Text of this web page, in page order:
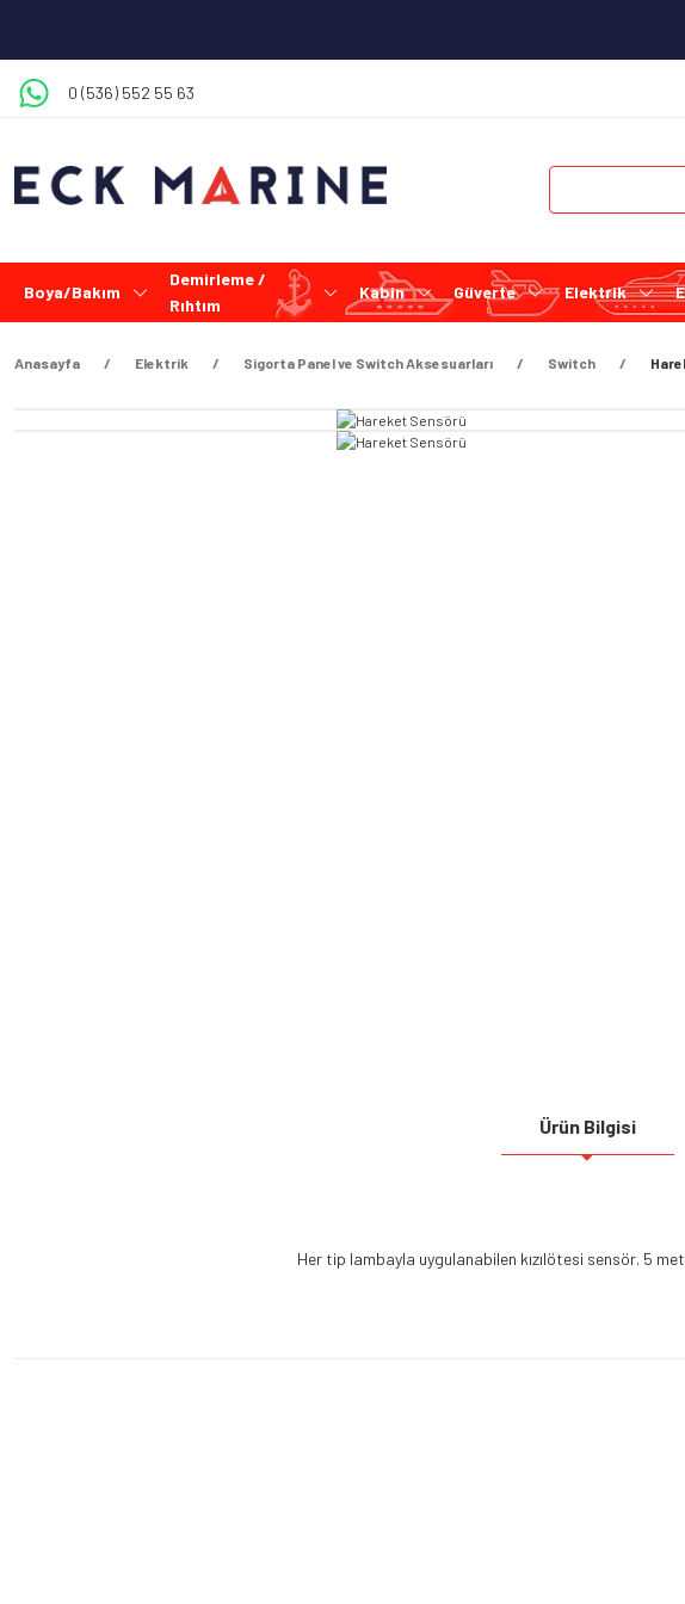
0 (536) 552 55 63
Boya/Bakım
Demirleme /
Rıhtım
Kabin Güverte Elektrik
Anasayfa Elektrik Sigorta Panel ve Switch Aksesuarları Switch
Ürün Bilgisi
Her tip lambayla uygulanabilen kızılötesi sensör. 5